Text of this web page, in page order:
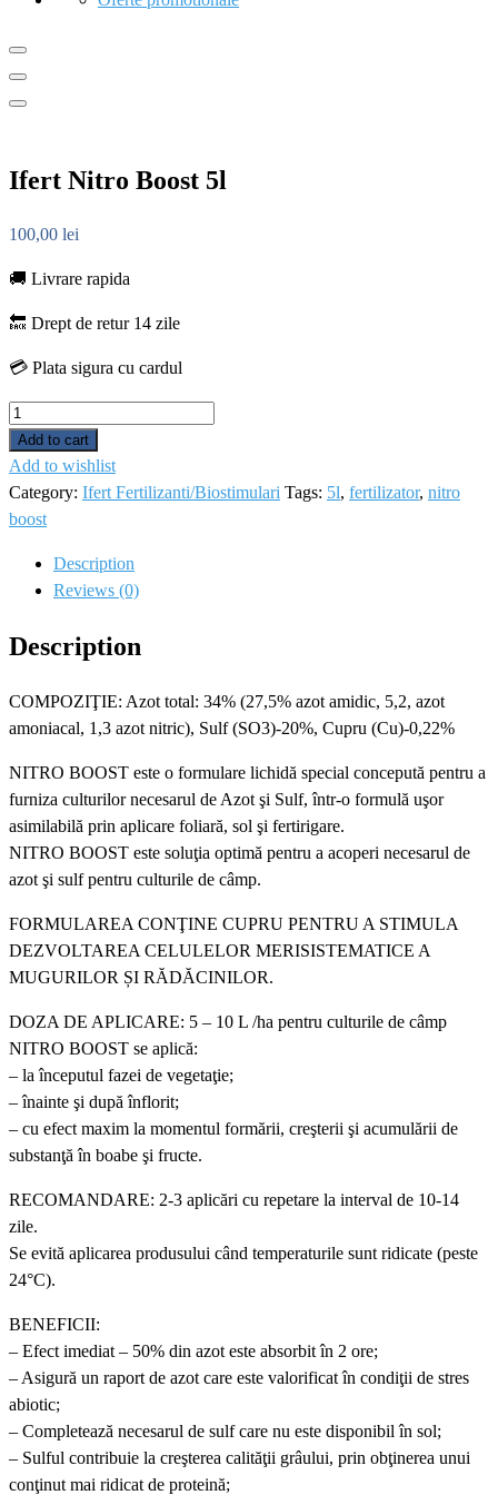
Ifert Nitro Boost 5l
100,00 lei
🚚 Livrare rapida
🔙 Drept de retur 14 zile
💳 Plata sigura cu cardul
Ifert
Nitro
Boost
5l
quantity
Add to cart
Add to wishlist
Category: Ifert Fertilizanti/Biostimulari Tags: 5l, fertilizator, nitro
boost
Description
Reviews (0)
Description
COMPOZIŢIE: Azot total: 34% (27,5% azot amidic, 5,2, azot
amoniacal, 1,3 azot nitric), Sulf (SO3)-20%, Cupru (Cu)-0,22%
NITRO BOOST este o formulare lichidă special concepută pentru a
furniza culturilor necesarul de Azot şi Sulf, într-o formulă uşor
asimilabilă prin aplicare foliară, sol şi fertirigare.
NITRO BOOST este soluţia optimă pentru a acoperi necesarul de
azot şi sulf pentru culturile de câmp.
FORMULAREA CONŢINE CUPRU PENTRU A STIMULA
DEZVOLTAREA CELULELOR MERISISTEMATICE A
MUGURILOR ȘI RĂDĂCINILOR.
DOZA DE APLICARE: 5 – 10 L /ha pentru culturile de câmp
NITRO BOOST se aplică:
– la începutul fazei de vegetaţie;
– înainte şi după înflorit;
– cu efect maxim la momentul formării, creşterii şi acumulării de
substanţă în boabe şi fructe.
RECOMANDARE: 2-3 aplicări cu repetare la interval de 10-14
zile.
Se evită aplicarea produsului când temperaturile sunt ridicate (peste
24°C).
BENEFICII:
– Efect imediat – 50% din azot este absorbit în 2 ore;
– Asigură un raport de azot care este valorificat în condiţii de stres
abiotic;
– Completează necesarul de sulf care nu este disponibil în sol;
– Sulful contribuie la creşterea calităţii grâului, prin obţinerea unui
conţinut mai ridicat de proteină;